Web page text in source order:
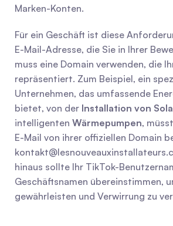
Marken-Konten.
Für ein Geschäft ist diese
E-Mail-Adresse, die Sie in Ihrer
muss eine Domain verwenden, die
repräsentiert. Zum Beispiel, ein
Unternehmen, das umfassende
bietet, von der Installation von
intelligenten Wärmepumpen,
hinaus sollte Ihr TikTok-
Geschäftsnamen übereinstimmen,
gewährleisten und Verwirrung zu